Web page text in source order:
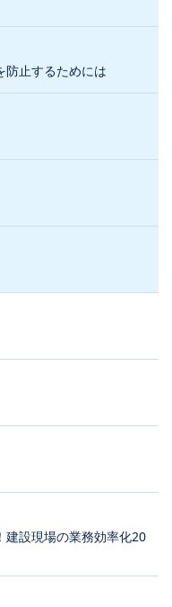
防止するためには
建設現場の業務効率化20